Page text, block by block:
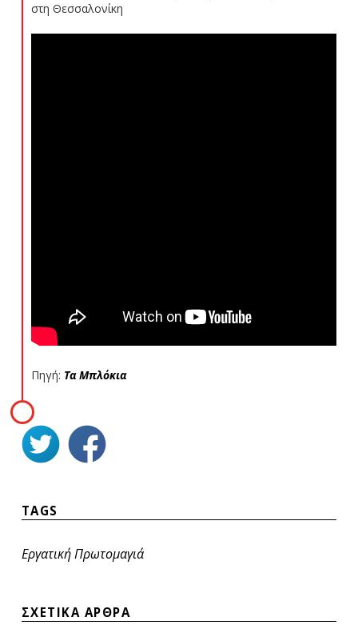
στη Θεσσαλονίκη
Πηγή: Τα Μπλόκια
TAGS
Εργατική Πρωτομαγιά
ΣΧΕΤΙΚΑ ΑΡΘΡΑ